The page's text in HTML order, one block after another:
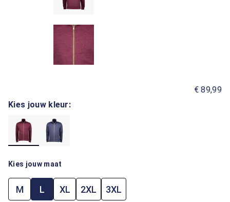
€ 89,99
Kies jouw kleur:
Kies jouw maat
M L XL 2XL 3XL